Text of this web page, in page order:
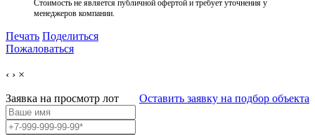
Стоимость не является публичной офертой и требует уточнения у
менеджеров компании.
Печать Поделиться
Пожаловаться
‹ › ×
Оставить заявку на подбор объекта
Заявка на просмотр лот